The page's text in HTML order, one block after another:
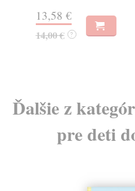
13,58 €
14,00 € ?
Ďalšie z
pre deti